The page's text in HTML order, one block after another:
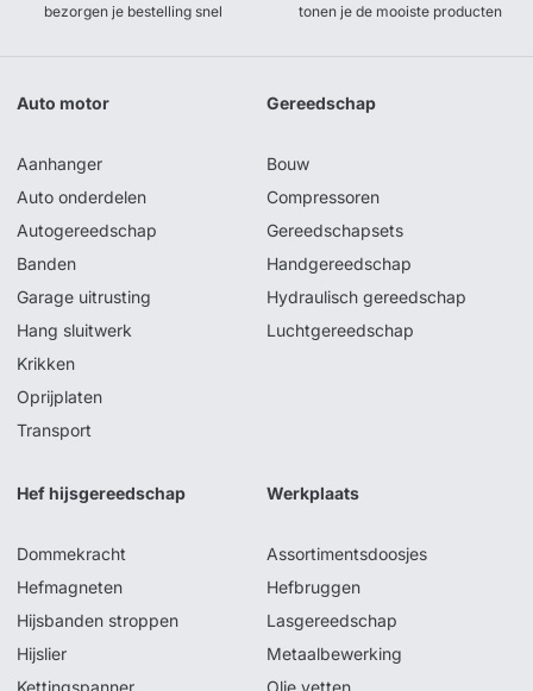
bezorgen je bestelling snel
tonen je de mooiste producten
Auto motor
Aanhanger
Auto onderdelen
Autogereedschap
Banden
Garage uitrusting
Hang sluitwerk
Krikken
Oprijplaten
Transport
Gereedschap
Bouw
Compressoren
Gereedschapsets
Handgereedschap
Hydraulisch gereedschap
Luchtgereedschap
Hef hijsgereedschap
Dommekracht
Hefmagneten
Hijsbanden stroppen
Hijslier
Kettingspanner
Werkplaats
Assortimentsdoosjes
Hefbruggen
Lasgereedschap
Metaalbewerking
Olie vetten